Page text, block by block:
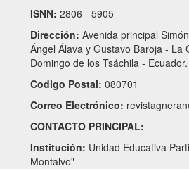
ISNN: 2806 - 5905
Dirección: Avenida principal
Ángel Álava y Gustavo Baroja - La
Domingo de los Tsáchila - Ecuador.
Codigo Postal: 080701
Correo Electrónico:
CONTACTO PRINCIPAL:
Institución: Unidad Educativa
Montalvo"